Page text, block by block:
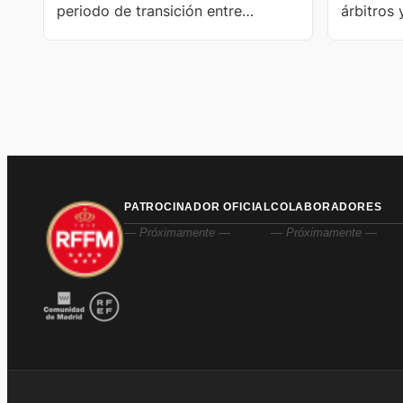
periodo de transición entre
árbitros
PATROCINADOR OFICIAL
— Próximamente —
COLABORADORES
— Próximamente —